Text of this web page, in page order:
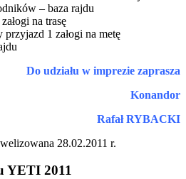
– baza rajdu
na trasę
1 załogi na metę
Do udziału w imprezie zaprasza
Konandor
Rafał RYBACKI
28.02.2011 r.
YETI 2011